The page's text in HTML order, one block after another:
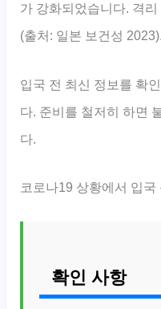
가 강화되었습니다. 격
(출처: 일본 보건성 2023).
입국 전 최신 정보를 확
다. 준비를 철저히 하면
다.
코로나19 상황에서 입
확인 사항